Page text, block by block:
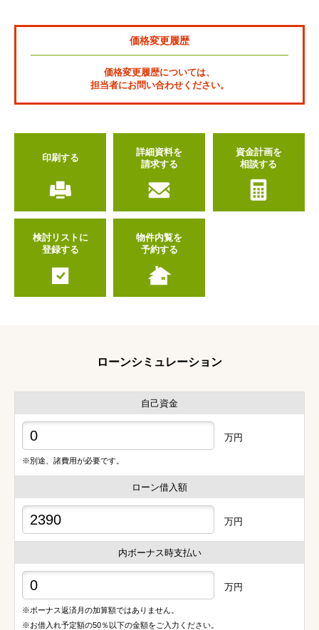
価格変更履歴
価格変更履歴については、
担当者にお問い合わせください。
印刷する
詳細資料を
請求する
資金計画を
相談する
検討リストに
登録する
物件内覧を
予約する
ローンシミュレーション
自己資金
万円
※別途、諸費用が必要です。
ローン借入額
万円
内ボーナス時支払い
万円
※ボーナス返済月の加算額ではありません。
※お借入れ予定額の50％以下の金額をご入力ください。